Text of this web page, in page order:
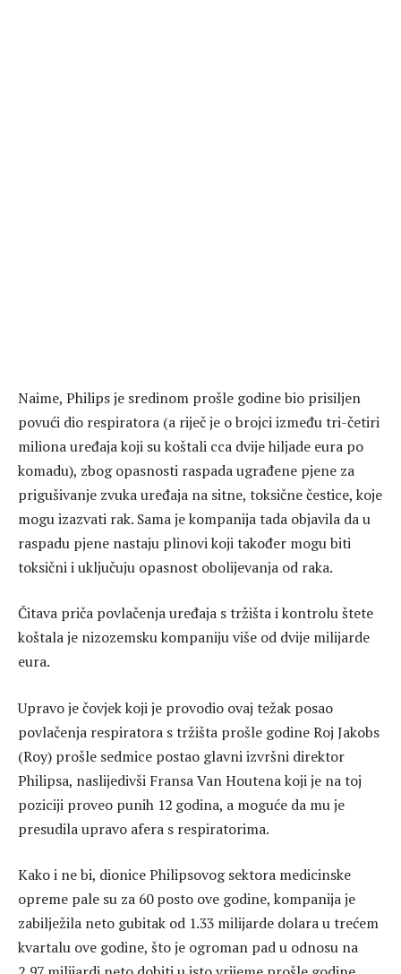
Naime, Philips je sredinom prošle godine bio prisiljen
povući dio respiratora (a riječ je o brojci između tri-četiri
miliona uređaja koji su koštali cca dvije hiljade eura po
komadu), zbog opasnosti raspada ugrađene pjene za
prigušivanje zvuka uređaja na sitne, toksične čestice, koje
mogu izazvati rak. Sama je kompanija tada objavila da u
raspadu pjene nastaju plinovi koji također mogu biti
toksični i uključuju opasnost obolijevanja od raka.
Čitava priča povlačenja uređaja s tržišta i kontrolu štete
koštala je nizozemsku kompaniju više od dvije milijarde
eura.
Upravo je čovjek koji je provodio ovaj težak posao
povlačenja respiratora s tržišta prošle godine Roj Jakobs
(Roy) prošle sedmice postao glavni izvršni direktor
Philipsa, naslijedivši Fransa Van Houtena koji je na toj
poziciji proveo punih 12 godina, a moguće da mu je
presudila upravo afera s respiratorima.
Kako i ne bi, dionice Philipsovog sektora medicinske
opreme pale su za 60 posto ove godine, kompanija je
zabilježila neto gubitak od 1.33 milijarde dolara u trećem
kvartalu ove godine, što je ogroman pad u odnosu na